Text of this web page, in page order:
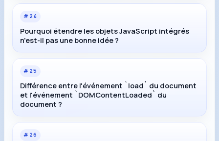
# 24
Pourquoi étendre les objets JavaScript intégrés
n'est-il pas une bonne idée ?
# 25
Différence entre l'événement `load` du document
et l'événement `DOMContentLoaded` du
document ?
# 26